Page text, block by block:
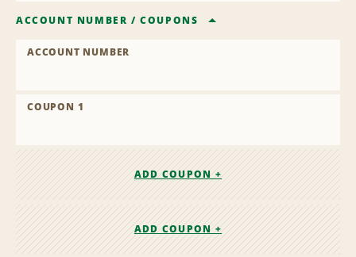
ACCOUNT NUMBER /COUPONS
ACCOUNT NUMBER
COUPON 1
ADD COUPON +
ADD COUPON +